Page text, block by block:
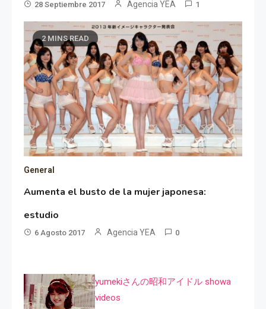
28 Septiembre 2017 Agencia YEA 1
2 MINS READ
General
Aumenta el busto de la mujer japonesa:
estudio
6 Agosto 2017 Agencia YEA 0
yumekiさんの昭和アイドル showa
videos